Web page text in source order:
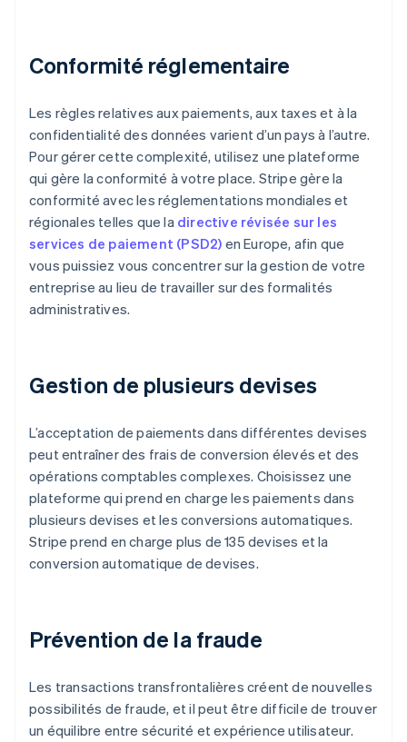
Conformité réglementaire
Les règles relatives aux paiements, aux taxes et à la
confidentialité des données varient d’un pays à l’autre.
Pour gérer cette complexité, utilisez une plateforme
qui gère la conformité à votre place. Stripe gère la
conformité avec les réglementations mondiales et
régionales telles que la directive révisée sur les
services de paiement (PSD2) en Europe, afin que
vous puissiez vous concentrer sur la gestion de votre
entreprise au lieu de travailler sur des formalités
administratives.
Gestion de plusieurs devises
L’acceptation de paiements dans différentes devises
peut entraîner des frais de conversion élevés et des
opérations comptables complexes. Choisissez une
plateforme qui prend en charge les paiements dans
plusieurs devises et les conversions automatiques.
Stripe prend en charge plus de 135 devises et la
conversion automatique de devises.
Prévention de la fraude
Les transactions transfrontalières créent de nouvelles
possibilités de fraude, et il peut être difficile de trouver
un équilibre entre sécurité et expérience utilisateur.